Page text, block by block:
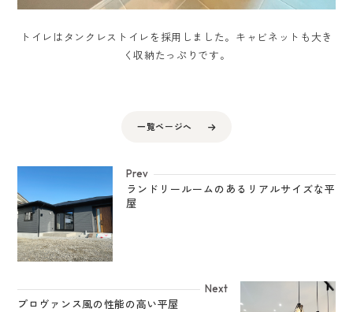
トイレはタンクレストイレを採用しました。キャビネットも大き
く収納たっぷりです。
一覧ページへ
Prev
ランドリールームのあるリアルサイズな平
屋
Next
プロヴァンス風の性能の高い平屋